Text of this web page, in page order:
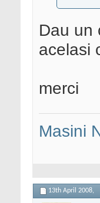
Dau un
acelasi
merci
Masini
13th April 2008,